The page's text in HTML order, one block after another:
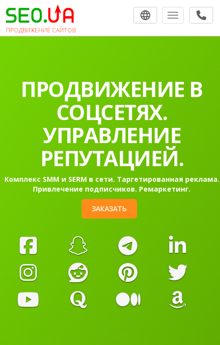
ПРОДВИЖЕНИЕ САЙТОВ
Toggle
ПРОДВИЖЕНИЕ В
СОЦСЕТЯХ.
УПРАВЛЕНИЕ
РЕПУТАЦИЕЙ.
Комплекс SMM и SERM в сети. Таргетированная реклама.
Привлечение подписчиков. Ремаркетинг.
ЗАКАЗАТЬ